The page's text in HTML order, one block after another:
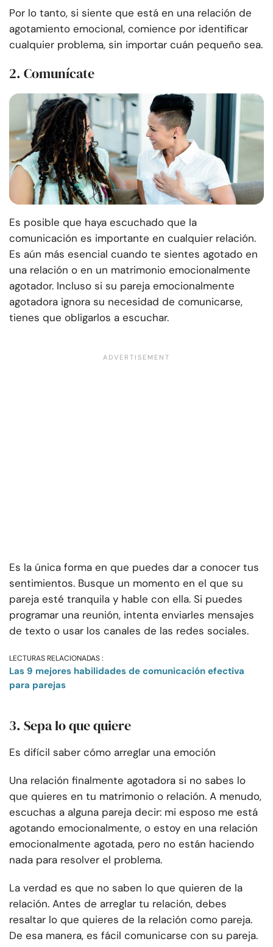
Por lo tanto, si siente que está en una relación de
agotamiento emocional, comience por identificar
cualquier problema, sin importar cuán pequeño sea.
2. Comunícate
Es posible que haya escuchado que la
comunicación es importante en cualquier relación.
Es aún más esencial cuando te sientes agotado en
una relación o en un matrimonio emocionalmente
agotador. Incluso si su pareja emocionalmente
agotadora ignora su necesidad de comunicarse,
tienes que obligarlos a escuchar.
Es la única forma en que puedes dar a conocer tus
sentimientos. Busque un momento en el que su
pareja esté tranquila y hable con ella. Si puedes
programar una reunión, intenta enviarles mensajes
de texto o usar los canales de las redes sociales.
LECTURAS RELACIONADAS :
Las 9 mejores habilidades de comunicación efectiva
para parejas
3. Sepa lo que quiere
Es difícil saber cómo arreglar una emoción
Una relación finalmente agotadora si no sabes lo
que quieres en tu matrimonio o relación. A menudo,
escuchas a alguna pareja decir: mi esposo me está
agotando emocionalmente, o estoy en una relación
emocionalmente agotada, pero no están haciendo
nada para resolver el problema.
La verdad es que no saben lo que quieren de la
relación. Antes de arreglar tu relación, debes
resaltar lo que quieres de la relación como pareja.
De esa manera, es fácil comunicarse con su pareja.